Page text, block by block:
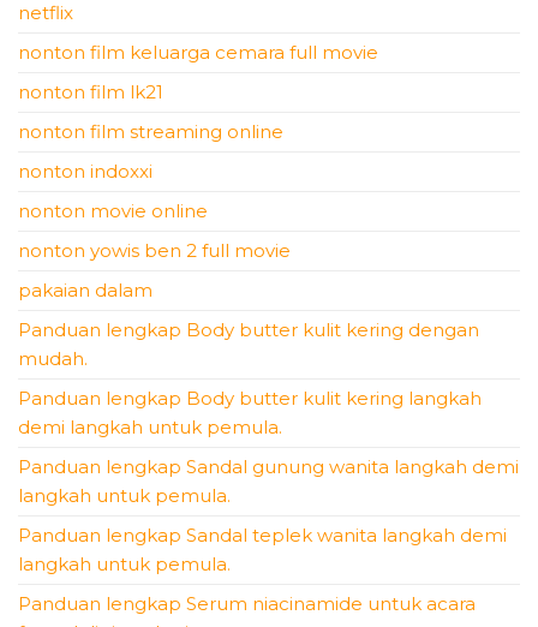
netflix
nonton film keluarga cemara full movie
nonton film lk21
nonton film streaming online
nonton indoxxi
nonton movie online
nonton yowis ben 2 full movie
pakaian dalam
Panduan lengkap Body butter kulit kering dengan
mudah.
Panduan lengkap Body butter kulit kering langkah
demi langkah untuk pemula.
Panduan lengkap Sandal gunung wanita langkah demi
langkah untuk pemula.
Panduan lengkap Sandal teplek wanita langkah demi
langkah untuk pemula.
Panduan lengkap Serum niacinamide untuk acara